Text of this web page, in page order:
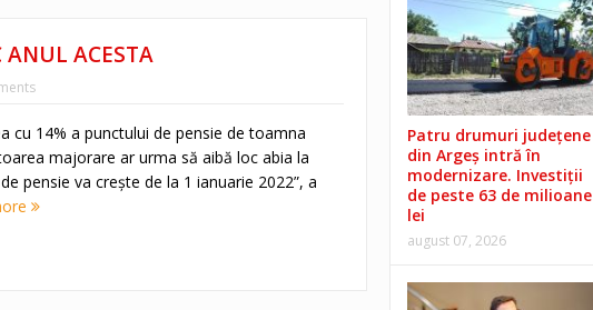
ANUL ACESTA
cu 14% a punctului de pensie de toamna
majorare ar urma să aibă loc abia la
pensie va creşte de la 1 ianuarie 2022”, a
Patru drumuri județene
din Argeș intră în
modernizare. Investiții
de peste 63 de milioane
lei
august 07, 2026